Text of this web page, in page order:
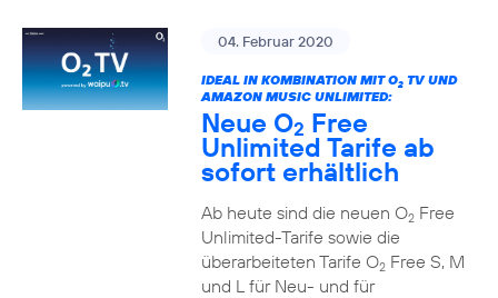
04. Februar 2020
IDEAL IN KOMBINATION MIT O2TV UND
AMAZON MUSIC UNLIMITED:
Neue O2 Free
Unlimited Tarife ab
sofort erhältlich
Ab heute sind die neuen O2Free
Unlimited-Tarife sowie die
überarbeiteten Tarife O2Free S, M
und L für Neu- und für